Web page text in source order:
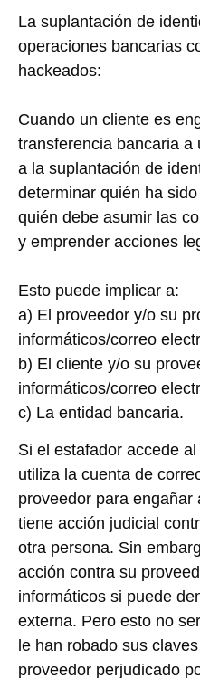
La suplantación de
operaciones bancarias
hackeados:
Cuando un cliente es
transferencia bancaria a
a la suplantación de
determinar quién ha
quién debe asumir las
y emprender acciones
Esto puede implicar a:
a) El proveedor y/o su
informáticos/correo
b) El cliente y/o su
informáticos/correo
c) La entidad bancaria.
Si el estafador accede
utiliza la cuenta de
proveedor para
tiene acción judicial
otra persona. Sin
acción contra su
informáticos si puede
externa. Pero esto no
le han robado sus
proveedor perjudicado